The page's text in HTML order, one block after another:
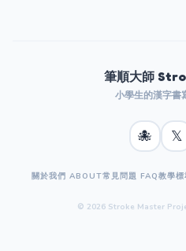
筆順大師
小學生的漢字書
🐙 𝕏
關於我們 ABOUT常見問題 FAQ教學
© 2026 Stroke Master